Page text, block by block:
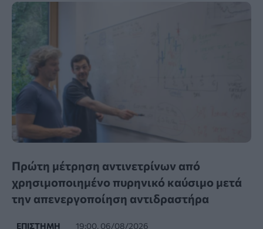
Πρώτη μέτρηση αντινετρίνων από
χρησιμοποιημένο πυρηνικό καύσιμο μετά
την απενεργοποίηση αντιδραστήρα
ΕΠΙΣΤΉΜΗ 19:00, 06/08/2026